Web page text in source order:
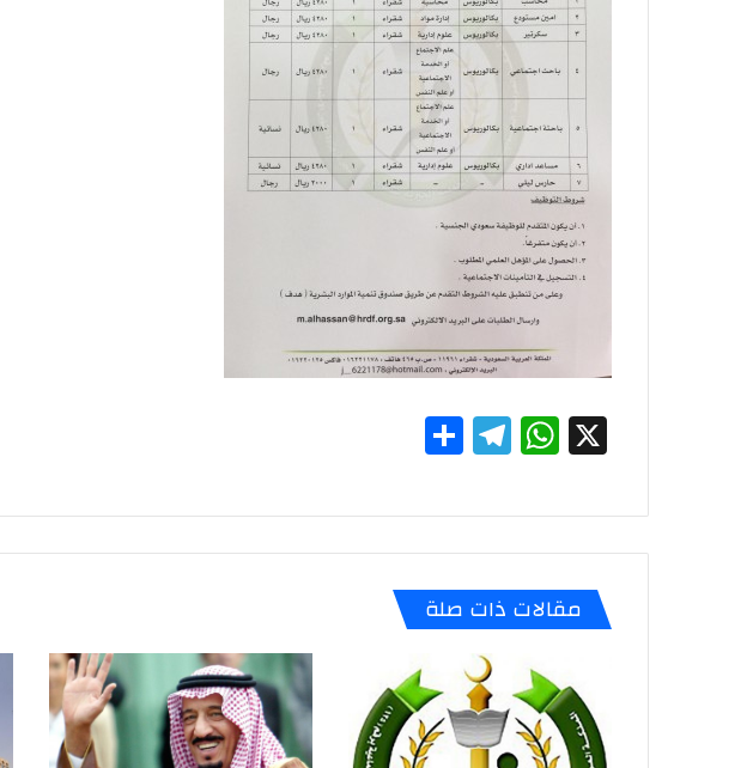
X
W
at
s
A
p
T
e
gr
a
m
ar
e
مقالات ذات صلة